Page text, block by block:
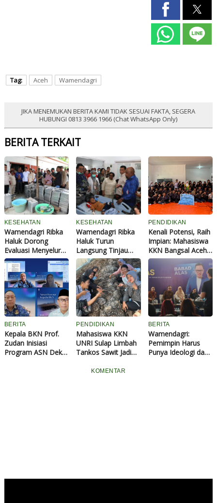
Tag: Aceh Wamendagri
JIKA MENEMUKAN BERITA KAMI TIDAK SESUAI FAKTA, SEGERA
HUBUNGI 0813 3966 1966 (Chat WhatsApp Only)
BERITA TERKAIT
KESEHATAN
Wamendagri Ribka
Haluk Dorong
Evaluasi Menyeluruh
Tata Kelola
Program MBG
Pascadugaan
Keracunan di
Kabupaten Jayapura
KESEHATAN
Wamendagri Ribka
Haluk Turun
Langsung Tinjau
Penanganan
Dugaan Keracunan
MBG di Kabupaten
Jayapura
PENDIDIKAN
Kenali Potensi, Raih
Impian: Mahasiswa
KKN Bangsal Aceh
Sosialisasikan
Minat, Bakat, dan
Cita-cita kepada
Siswa SMPN 25
Dumai
BERITA
Kepala BKN Prof.
Zudan Inisiasi
Program ASN Dekat
PENDIDIKAN
Mahasiswa KKN
UNRI Sulap Limbah
Tankos Sawit Jadi
Jamur Merang di
BERITA
Wamendagri:
Pemimpin Harus
Punya Ideologi dan
KOMENTAR